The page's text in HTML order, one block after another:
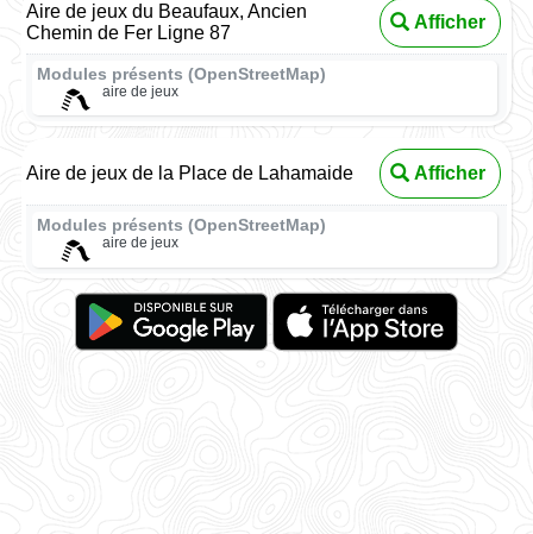
Aire de jeux du Beaufaux, Ancien
Chemin de Fer Ligne 87
Afficher
Modules présents (OpenStreetMap)
aire de jeux
Aire de jeux de la Place de Lahamaide Afficher
Modules présents (OpenStreetMap)
aire de jeux